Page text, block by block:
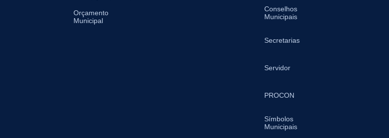
Orçamento
Municipal
Conselhos
Municipais
Secretarias
Servidor
PROCON
Símbolos
Municipais